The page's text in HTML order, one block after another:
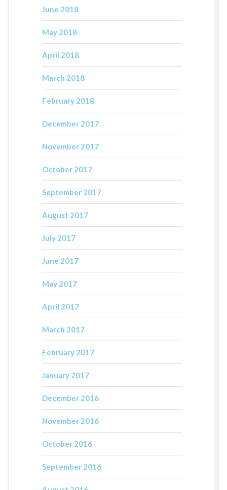
June 2018
May 2018
April 2018
March 2018
February 2018
December 2017
November 2017
October 2017
September 2017
August 2017
July 2017
June 2017
May 2017
April 2017
March 2017
February 2017
January 2017
December 2016
November 2016
October 2016
September 2016